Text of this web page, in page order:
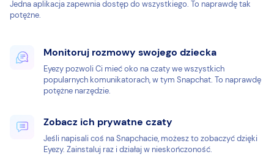
Jedna aplikacja zapewnia dostęp do wszystkiego. To naprawdę tak
potężne.
Monitoruj rozmowy swojego dziecka
Eyezy pozwoli Ci mieć oko na czaty we wszystkich
popularnych komunikatorach, w tym Snapchat. To naprawdę
potężne narzędzie.
Zobacz ich prywatne czaty
Jeśli napisali coś na Snapchacie, możesz to zobaczyć dzięki
Eyezy. Zainstaluj raz i działaj w nieskończoność.